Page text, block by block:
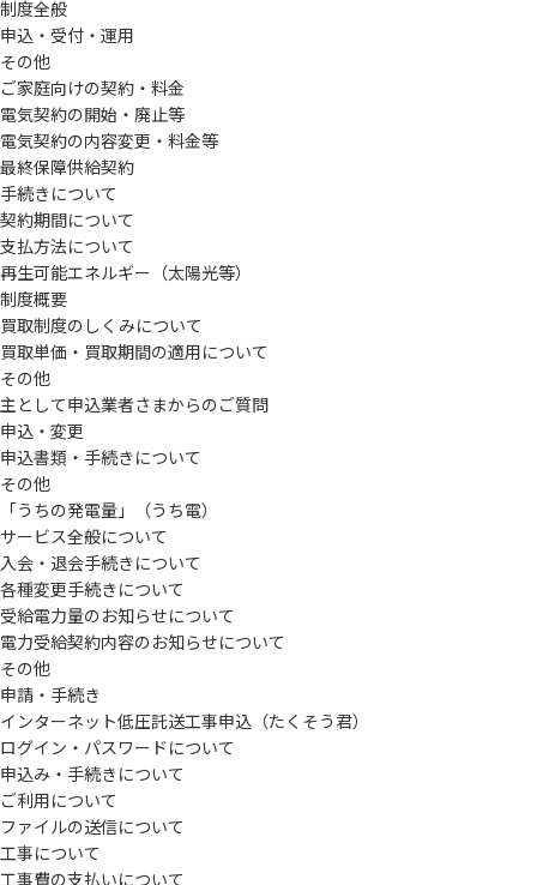
制度全般
申込・受付・運用
その他
ご家庭向けの契約・料金
電気契約の開始・廃止等
電気契約の内容変更・料金等
最終保障供給契約
手続きについて
契約期間について
支払方法について
再生可能エネルギー（太陽光等）
制度概要
買取制度のしくみについて
買取単価・買取期間の適用について
その他
主として申込業者さまからのご質問
申込・変更
申込書類・手続きについて
その他
「うちの発電量」（うち電）
サービス全般について
入会・退会手続きについて
各種変更手続きについて
受給電力量のお知らせについて
電力受給契約内容のお知らせについて
その他
申請・手続き
インターネット低圧託送工事申込（たくそう君）
ログイン・パスワードについて
申込み・手続きについて
ご利用について
ファイルの送信について
工事について
工事費の支払いについて